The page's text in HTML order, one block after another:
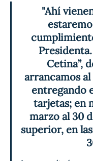
"Ahí
Cetina”,
arrancamos
entregando
tarjetas; en
marzo al 30
superior, en